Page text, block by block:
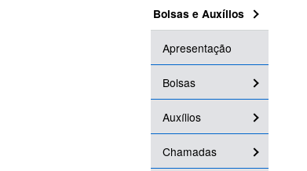
Bolsas e Auxílios
Apresentação
Bolsas
Auxílios
Chamadas